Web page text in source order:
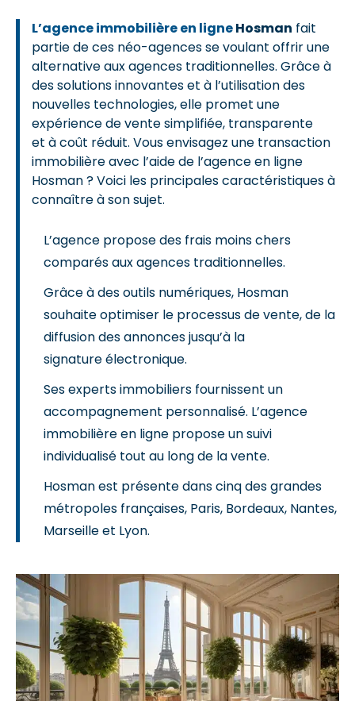
L’agence immobilière en ligneHosman fait
partie de ces néo-agences se voulant offrir une
alternative aux agences traditionnelles. Grâce à
des solutions innovantes et à l’utilisation des
nouvelles technologies, elle promet une
expérience de vente simplifiée, transparente
et à coût réduit. Vous envisagez une transaction
immobilière avec l’aide de l’agence en ligne
Hosman ? Voici les principales caractéristiques à
connaître à son sujet.
L’agence propose des frais moins chers
comparés aux agences traditionnelles.
Grâce à des outils numériques, Hosman
souhaite optimiser le processus de vente, de la
diffusion des annonces jusqu’à la
signature électronique.
Ses experts immobiliers fournissent un
accompagnement personnalisé. L’agence
immobilière en ligne propose un suivi
individualisé tout au long de la vente.
Hosman est présente dans cinq des grandes
métropoles françaises, Paris, Bordeaux, Nantes,
Marseille et Lyon.